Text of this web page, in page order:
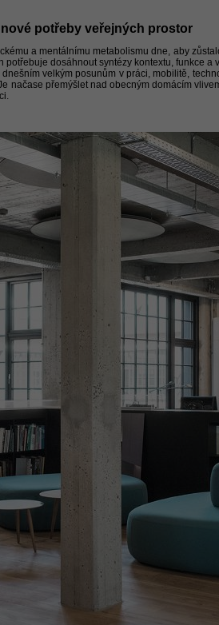
potřeby veřejných prostor
a mentálnímu metabolismu dne, aby
dosáhnout syntézy kontextu, funkce a
velkým posunům v práci, mobilitě,
načase přemýšlet nad obecným domácím